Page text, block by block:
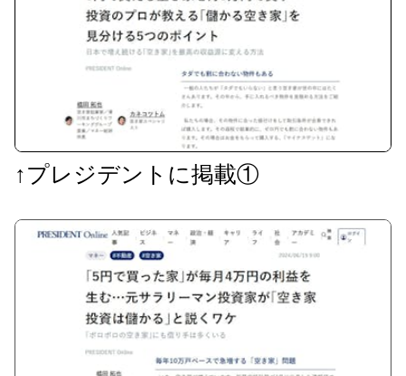
↑プレジデントに掲載①